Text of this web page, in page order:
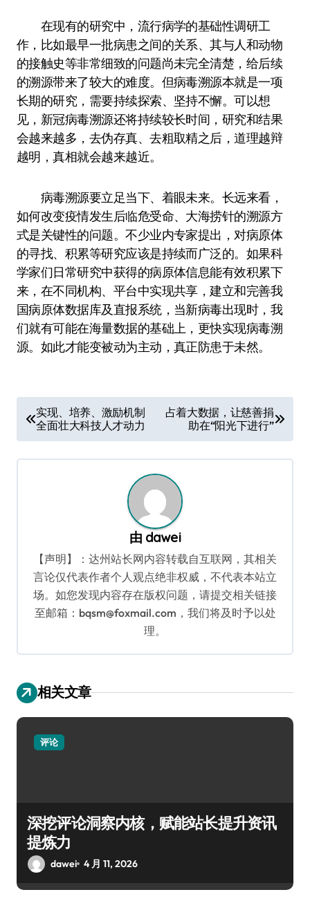
在现有的研究中，流行病学的基础性调研工
作，比如最早一批病患之间的关系、其与人和动物
的接触史等非常细致的问题尚未完全清楚，给后续
的溯源带来了较大的难度。但病毒溯源本就是一项
长期的研究，需要持续探索、坚持不懈。可以想
见，新冠病毒溯源还将持续较长时间，研究和结果
会越来越多，去伪存真、去粗取精之后，道理越辩
越明，真相就会越来越近。
病毒溯源要立足当下、着眼未来。长远来看，
如何改变疫情发生后临危受命、大海捞针的溯源方
式是关键性的问题。不少业内专家提出，对病原体
的寻找、积累等研究应该是持续而广泛的。如果科
学家们日常研究中获得的病原体信息能有效积累下
来，在不同机构、平台中实现共享，建立和完善我
国病原体数据库及直报系统，当新病毒出现时，我
们就有可能在海量数据的基础上，更快实现病毒溯
源。如此才能变被动为主动，真正防患于未然。
章
导
实现、培养、激励机制
全面壮大科技人才动力
占着大数据，让慈善捐
助在“阳光下进行”
由 dawei
【声明】：达州站长网内容转载自互联网，其相关
言论仅代表作者个人观点绝非权威，不代表本站立
场。如您发现内容存在版权问题，请提交相关链接
至邮箱：bqsm@foxmail.com，我们将及时予以处
理。
相关文章
评论
深挖评论洞察内核，赋能站长提升资讯
提炼力
dawei 4 月 11, 2026